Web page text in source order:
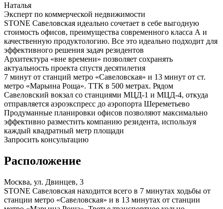
Наталья
Эксперт по коммерческой недвижимости
STONE Савеловская идеально сочетает в себе выгодную
стоимость офисов, преимущества современного класса А и
качественную продуктологию. Все это идеально подходит для
эффективного решения задач резидентов
Архитектура «вне времени» позволяет сохранять
актуальность проекта спустя десятилетия
7 минут от станций метро «Савеловская» и 13 минут от ст.
метро «Марьина Роща». ТТК в 500 метрах. Рядом
Савеловский вокзал со станциями МЦД-1 и МЦД-4, откуда
отправляется аэроэкспресс до аэропорта Шереметьево
Продуманные планировки офисов позволяют максимально
эффективно разместить компанию резидента, используя
каждый квадратный метр площади
Запросить консультацию
Расположение
Москва, ул. Двинцев, 3
STONE Савеловская находится всего в 7 минутах ходьбы от
станции метро «Савеловская» и в 13 минутах от станции